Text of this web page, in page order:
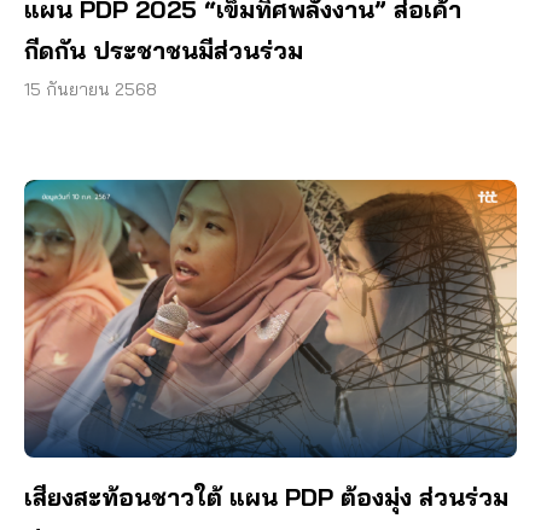
แผน PDP 2025 “เข็มทิศพลังงาน” ส่อเค้า
กีดกัน ประชาชนมีส่วนร่วม
15 กันยายน 2568
เสียงสะท้อนชาวใต้ แผน PDP ต้องมุ่ง ส่วนร่วม